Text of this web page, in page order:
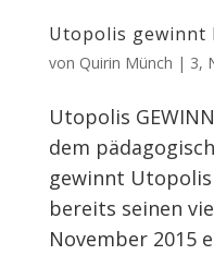
Utopolis gewinnt
von Quirin Münch | 3,
Utopolis
dem
gewinnt
bereits seinen
November 2015